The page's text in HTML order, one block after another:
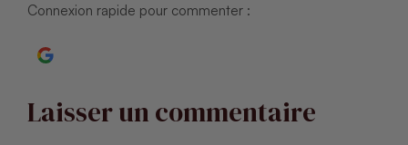
Connexion rapide pour commenter :
Laisser un commentaire